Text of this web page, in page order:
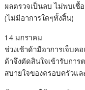
ผลตรวจเป็นลบ ไม่พบเชื้อ
(ไม่มีอาการใดๆทั้งสิ้น)
14 มกราคม
ช่วงเช้าด้ามีอาการเจ็บค
ด้าจึงตัดสินใจเข้ารับการ
สบายใจของครอบครัวแล